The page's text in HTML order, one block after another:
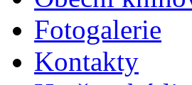
Fotogalerie
Kontakty